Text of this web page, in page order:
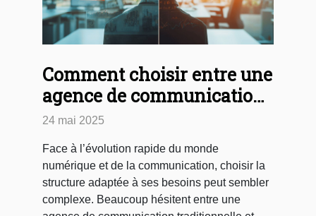
Comment choisir entre une
agence de communication
et une agence digitale
24 mai 2025
Face à l’évolution rapide du monde
numérique et de la communication, choisir la
structure adaptée à ses besoins peut sembler
complexe. Beaucoup hésitent entre une